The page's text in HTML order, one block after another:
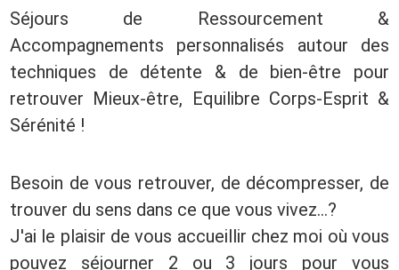
Séjours de Ressourcement &
Accompagnements personnalisés autour des
techniques de détente & de bien-être pour
retrouver Mieux-être, Equilibre Corps-Esprit &
Sérénité !
Besoin de vous retrouver, de décompresser, de
trouver du sens dans ce que vous vivez...?
J'ai le plaisir de vous accueillir chez moi où vous
pouvez séjourner 2 ou 3 jours pour vous